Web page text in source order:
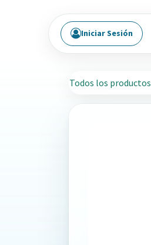
Iniciar Sesión
Todos los productos